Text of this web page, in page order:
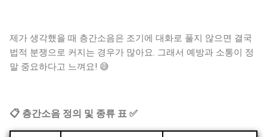
제가 생각했을 때 층간소음은 조기에 대화로 풀지 않으면 결국
법적 분쟁으로 커지는 경우가 많아요. 그래서 예방과 소통이 정
말 중요하다고 느껴요! 😅
📋 층간소음 정의 및 종류 표 ✅